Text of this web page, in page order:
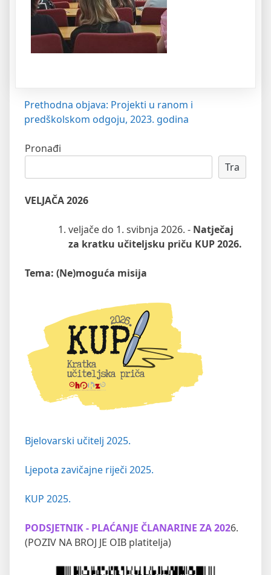
Navigacija
objava
Prethodna objava: Projekti u ranom i
predškolskom odgoju, 2023. godina
Pronađi
Tra
VELJAČA 2026
veljače do 1. svibnja 2026. - Natječaj
za kratku učiteljsku priču KUP 2026.
Tema: (Ne)moguća misija
Bjelovarski učitelj 2025.
Ljepota zavičajne riječi 2025.
KUP 2025.
PODSJETNIK - PLAĆANJE ČLANARINE ZA 2026.
(POZIV NA BROJ JE OIB platitelja)